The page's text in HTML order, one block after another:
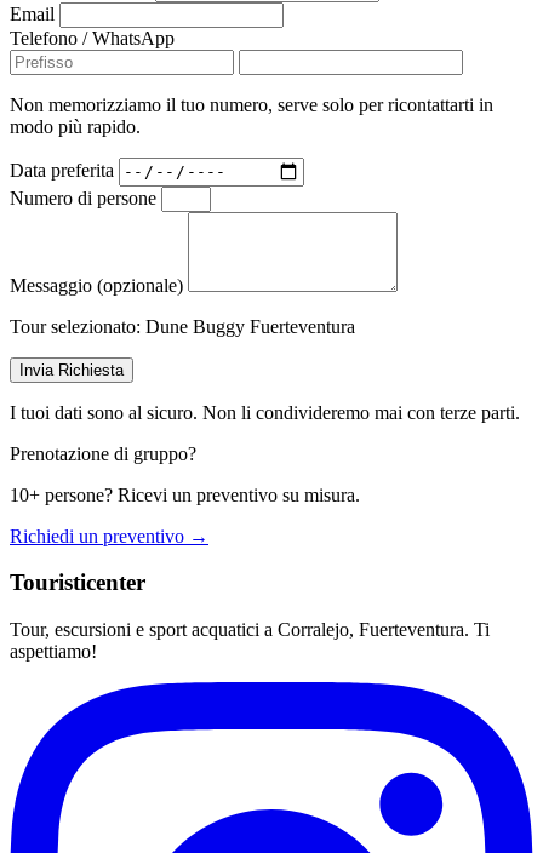
Email
Telefono / WhatsApp
Non memorizziamo il tuo numero, serve solo per ricontattarti in
modo più rapido.
Data preferita
Numero di persone
Messaggio (opzionale)
Tour selezionato: Dune Buggy Fuerteventura
Invia Richiesta
I tuoi dati sono al sicuro. Non li condivideremo mai con terze parti.
Prenotazione di gruppo?
10+ persone? Ricevi un preventivo su misura.
Richiedi un preventivo →
Touristicenter
Tour, escursioni e sport acquatici a Corralejo, Fuerteventura. Ti
aspettiamo!